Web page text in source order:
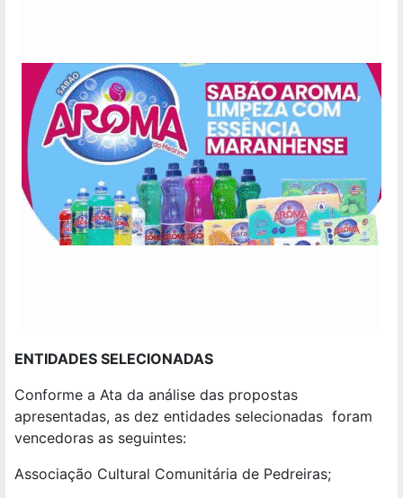
ENTIDADES SELECIONADAS
Conforme a Ata da análise das propostas
apresentadas, as dez entidades selecionadas foram
vencedoras as seguintes:
Associação Cultural Comunitária de Pedreiras;